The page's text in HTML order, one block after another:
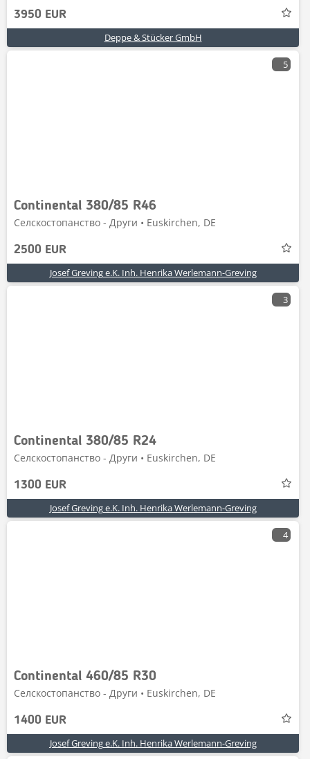
3950 EUR
Deppe & Stücker GmbH
5
Continental 380/85 R46
Селскостопанство - Други • Euskirchen, DE
2500 EUR
Josef Greving e.K. Inh. Henrika Werlemann-Greving
3
Continental 380/85 R24
Селскостопанство - Други • Euskirchen, DE
1300 EUR
Josef Greving e.K. Inh. Henrika Werlemann-Greving
4
Continental 460/85 R30
Селскостопанство - Други • Euskirchen, DE
1400 EUR
Josef Greving e.K. Inh. Henrika Werlemann-Greving